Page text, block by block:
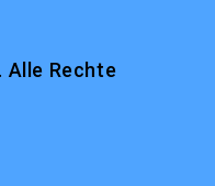
Alle Rechte